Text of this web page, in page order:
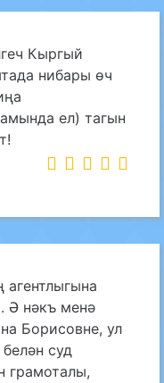
Кыргый
нибары өч
ел) тагын
агентлыгына
Ә нәкъ менә
Борисовне, ул
суд
грамоталы,